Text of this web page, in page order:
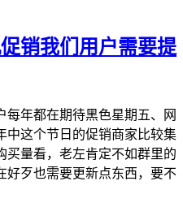
销我们用户需要提
每年都在期待黑色星期五、网
中这个节日的促销商家比较集
买量看，老左肯定不如群里的
好歹也需要更新点东西，要不